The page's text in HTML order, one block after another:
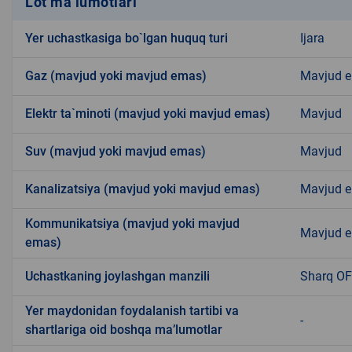
Yer uchastkasiga bo`lgan huquq turi Ijara
Gaz (mavjud yoki mavjud emas) Mavjud
Elektr ta`minoti (mavjud yoki mavjud emas) Mavjud
Suv (mavjud yoki mavjud emas) Mavjud
Kanalizatsiya (mavjud yoki mavjud emas) Mavjud
Kommunikatsiya (mavjud yoki mavjud
emas)
Mavjud
Uchastkaning joylashgan manzili Sharq
Yer maydonidan foydalanish tartibi va
shartlariga oid boshqa ma’lumotlar
-